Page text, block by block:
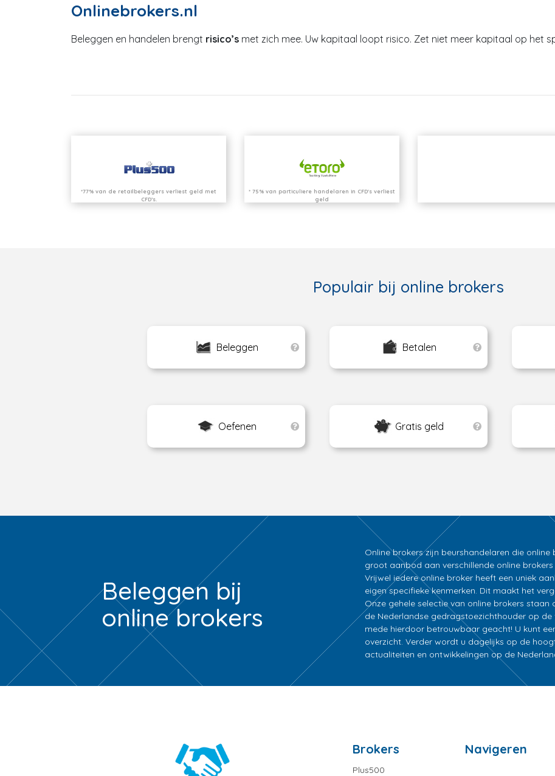
Onlinebrokers.nl
Beleggen en handelen brengt risico’s met zich mee. Uw kapitaal loopt risico. Zet niet meer kapitaal op het
*77% van de retailbeleggers verliest geld met
CFD’s.
* 75% van particuliere handelaren in CFD's verliest
geld
Populair bij online brokers
Beleggen Betalen
Oefenen Gratis geld
Beleggen bij
online brokers
Online brokers zijn beurshandelaren die online
groot aanbod aan verschillende online
Vrijwel iedere online broker heeft een uniek
eigen specifieke kenmerken. Dit maakt het
Onze gehele selectie van online brokers
de Nederlandse gedragstoezichthouder op
mede hierdoor betrouwbaar geacht! U kunt
overzicht. Verder wordt u dagelijks op de
actualiteiten en ontwikkelingen op de
Brokers
Plus500
Navigeren